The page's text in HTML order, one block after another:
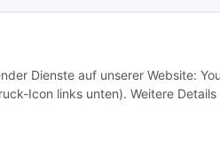
Dienste auf unserer Website:
Icon links unten). Weitere